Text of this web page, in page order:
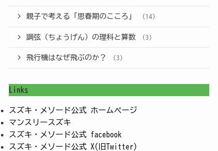
親子で考える「思春期のこころ」 (14)
調弦（ちょうげん）の理科と算数 (3)
飛行機はなぜ飛ぶのか？ (3)
Links
スズキ・メソード公式 ホームページ
マンスリースズキ
スズキ・メソード公式 facebook
スズキ・メソード公式 X(旧Twitter)